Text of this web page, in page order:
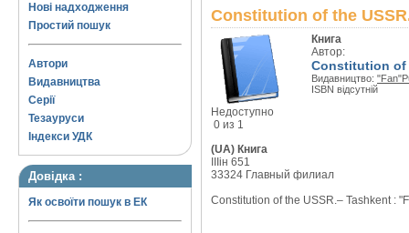
Нові надходження
Простий пошук
Автори
Видавництва
Серії
Тезауруси
Індекси УДК
Довідка :
Як освоїти пошук в ЕК
Constitution of the
Недоступно
0 из 1
Книга
Автор:
Constitution of
Видавництво:
ISBN відсутній
(UA) Книга
IIIін 651
33324 Главный филиал
Constitution of the USSR.– Tashkent :